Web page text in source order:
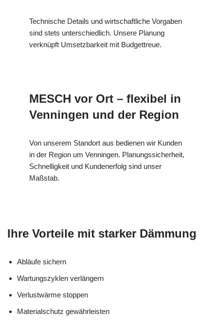
Technische Details und wirtschaftliche Vorgaben
sind stets unterschiedlich. Unsere Planung
verknüpft Umsetzbarkeit mit Budgettreue.
MESCH vor Ort – flexibel in
Venningen und der Region
Von unserem Standort aus bedienen wir Kunden
in der Region um Venningen. Planungssicherheit,
Schnelligkeit und Kundenerfolg sind unser
Maßstab.
Ihre Vorteile mit starker Dämmung
Abläufe sichern
Wartungszyklen verlängern
Verlustwärme stoppen
Materialschutz gewährleisten